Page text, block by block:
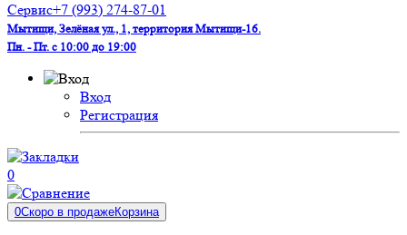
Сервис+7 (993) 274-87-01
Мытищи, Зелёная ул., 1, территория Мытищи-16.
Пн. - Пт. с 10:00 до 19:00
Вход
Регистрация
0
0Скоро в продажеКорзина